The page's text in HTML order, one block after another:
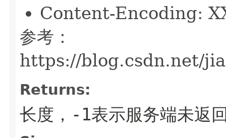
Content-Encoding:
参考：
https://blog.csdn.net/
Returns:
长度，-1表示服务端未返